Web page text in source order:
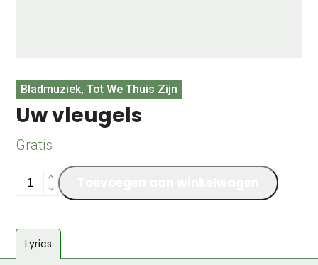
Bladmuziek, Tot We Thuis Zijn
Uw vleugels
Gratis
Uw
vleugels
Lyrics